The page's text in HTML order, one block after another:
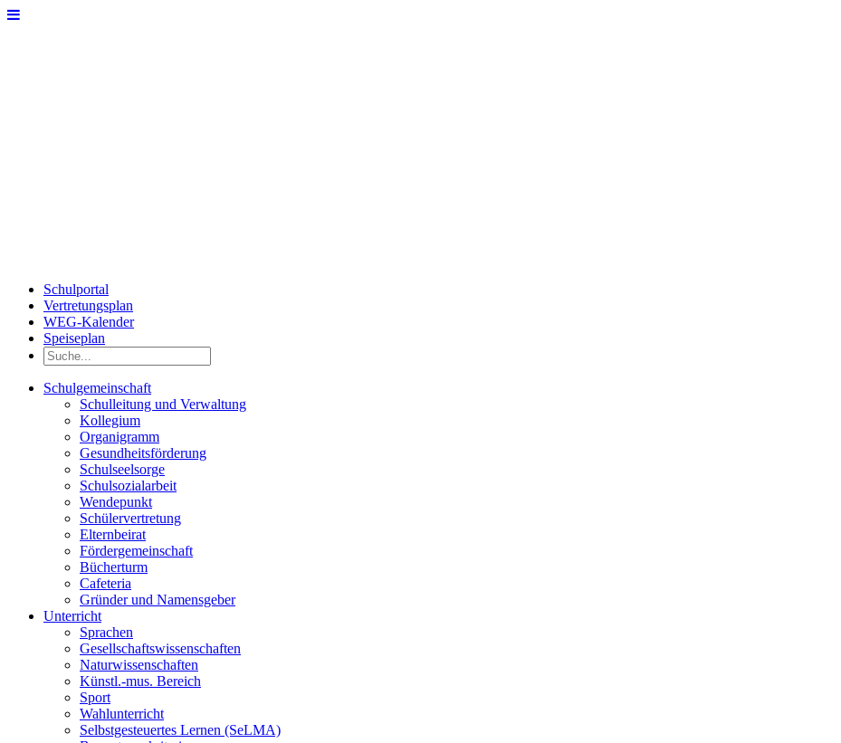
Schulportal
Vertretungsplan
WEG-Kalender
Speiseplan
Schulgemeinschaft
Schulleitung und Verwaltung
Kollegium
Organigramm
Gesundheitsförderung
Schulseelsorge
Schulsozialarbeit
Wendepunkt
Schülervertretung
Elternbeirat
Fördergemeinschaft
Bücherturm
Cafeteria
Gründer und Namensgeber
Unterricht
Sprachen
Gesellschaftswissenschaften
Naturwissenschaften
Künstl.-mus. Bereich
Sport
Wahlunterricht
Selbstgesteuertes Lernen (SeLMA)